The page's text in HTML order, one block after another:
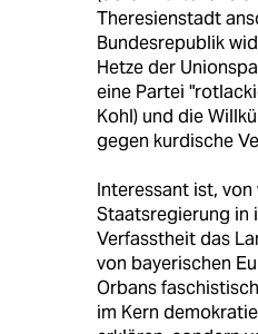
Theresienstadt
Bundesrepublik
Hetze der
eine Partei
Kohl) und die
gegen kurdische
Interessant ist,
Staatsregierung in
Verfasstheit das
von bayerischen
Orbans
im Kern